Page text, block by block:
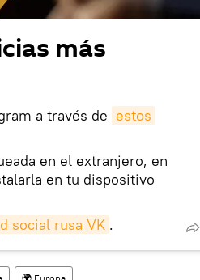
más
a través de estos
en el extranjero, en
en tu dispositivo
social rusa VK .